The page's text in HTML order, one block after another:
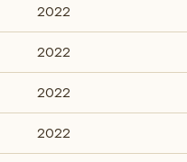
2022
2022
2022
2022